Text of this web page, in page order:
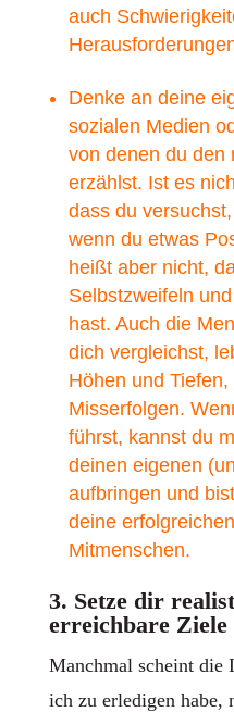
auch
Denke an deine
sozialen Medien
von denen du den
erzählst. Ist es
dass du
wenn du etwas
heißt aber nicht,
Selbstzweifeln
hast. Auch die
dich vergleichst,
Höhen und
Misserfolgen.
führst, kannst du
deinen eigenen
aufbringen und
deine
Mitmenschen.
3. Setze dir
erreichbare Ziele
Manchmal scheint die
ich zu erledigen habe,